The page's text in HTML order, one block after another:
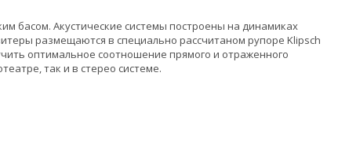
басом. Акустические системы построены на динамиках
размещаются в специально рассчитаном рупоре Klipsch
оптимальное соотношение прямого и отраженного
так и в стерео системе.